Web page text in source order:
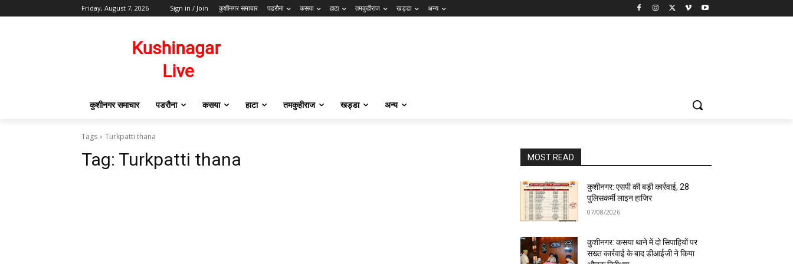
Friday, August 7, 2026 Sign in / Join कुशीनगर समाचार पडरौना कसया हाटा तमकुहीराज खड्डा अन्य
कुशीनगर समाचार पडरौना कसया हाटा तमकुहीराज खड्डा अन्य
Tags Turkpatti thana
Tag: Turkpatti thana MOST READ
कुशीनगर: एसपी की बड़ी कार्रवाई, 28
पुलिसकर्मी लाइन हाजिर
07/08/2026
कुशीनगर: कसया थाने में दो सिपाहियों पर
सख्त कार्रवाई के बाद डीआईजी ने किया